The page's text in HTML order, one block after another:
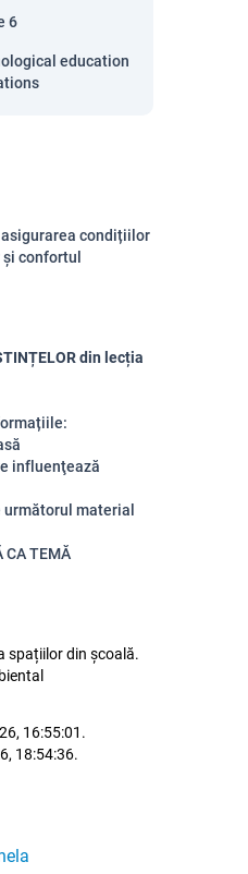
6
education
condițiilor
confortul
din lecția
influenţează
material
CA TEMĂ
spațiilor din școală.
16:55:01.
18:54:36.